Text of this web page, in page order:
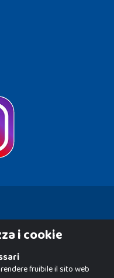
i cookie
fruibile il sito web